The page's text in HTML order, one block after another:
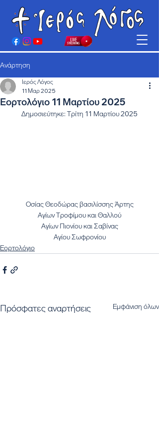
Ανάρτηση
Εορτολόγιο 11 Μαρτίου 2025
Ιερός Λόγος
11 Μαρ 2025
Δημοσιεύτηκε: Τρίτη 11 Μαρτίου 2025
Οσίας Θεοδώρας βασιλίσσης Άρτης
Αγίων Τροφίμου και Θαλλού
Αγίων Πιονίου και Σαβίνας
Αγίου Σωφρονίου
Εορτολόγιο
Πρόσφατες αναρτήσεις Εμφάνιση όλων